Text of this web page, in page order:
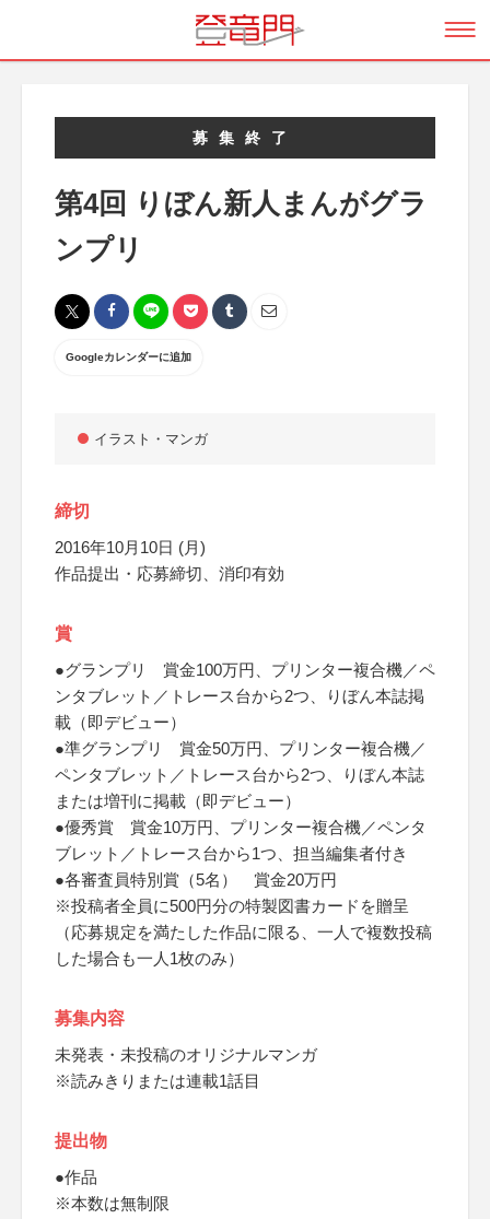
募集終了
第4回 りぼん新人まんがグラ
ンプリ
Googleカレンダーに追加
イラスト・マンガ
締切
2016年10月10日 (月)
作品提出・応募締切、消印有効
賞
●グランプリ 賞金100万円、プリンター複合機／ペ
ンタブレット／トレース台から2つ、りぼん本誌掲
載（即デビュー）
●準グランプリ 賞金50万円、プリンター複合機／
ペンタブレット／トレース台から2つ、りぼん本誌
または増刊に掲載（即デビュー）
●優秀賞 賞金10万円、プリンター複合機／ペンタ
ブレット／トレース台から1つ、担当編集者付き
●各審査員特別賞（5名） 賞金20万円
※投稿者全員に500円分の特製図書カードを贈呈
（応募規定を満たした作品に限る、一人で複数投稿
した場合も一人1枚のみ）
募集内容
未発表・未投稿のオリジナルマンガ
※読みきりまたは連載1話目
提出物
●作品
※本数は無制限